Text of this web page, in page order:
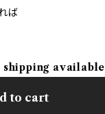
ば
available
to cart